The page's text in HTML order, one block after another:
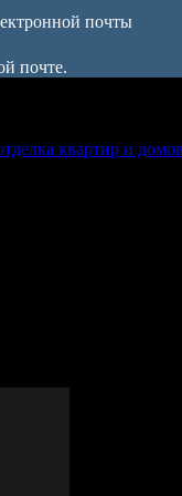
почты
почте.
квартир и